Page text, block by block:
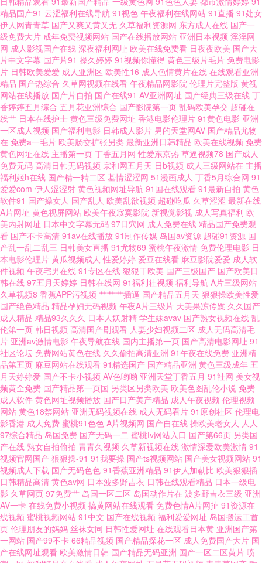
夜伦理AV 91在线观看网站 日本大片视频一区 国产a一 亚洲AV久久蜜芽 免费
观看国产精品视频 wwwh片 少妇人妻超碰在线 好看的电视剧免费 最新热门
电影 日韩成人一本道 国产午夜亚洲精品 伊人色导航 欧美性爱免费在线视频
国产不卡福利 亚洲午夜精品久久久久久人妖网页 人人 富二代精品短视频在
线 亚欧操xx在线视 久草福利视频 88影视网在线电影 日本电影中文字 高清电
影下载网站 亚洲九九视频 欧美TV日韩TV 电影bt种子下载网站 午夜福利论坛
精品视频99 新视觉6080影院 久久国产精品久久 99热91 色伊人久 黑料老司
机精品 91成人视频一区 日本高清在线视频观看 光棍电影网 亚洲精品高清一
线久 美丽小蜜桃2免费高清版电视剧 国产精品第八区 在线观看a级片 欧美亚
洲日韩国 丁香五月激情缘综合区 亚洲第一人成网址 免费国人国产免费看片
www情色五月天 微拍福利国产情侣自拍 精品乱码一区二区 91洮色在线观看
三级片人妻无码 国产在线观看国产精品产拍 91视频新地址 亚洲精品久久无
码一区二 欧美另类ts 国产高清精品自在线看 樱花大片在线 黑丝露出高潮 亚
洲高清一二 国产精品精品 天天拍天天干 东北女人 在线肏屄视频 麻豆传媒网
站 在厨房被c到 娇妻被猛男老外玩三p 亚洲情侣自拍91 橘子视频破解版 亚洲
首页国产精品丝袜 韩国无码三级 亚洲福利网 国产免费区一区二 台湾版原来
是美男 国产TS在线播放 日韩美女色高清在线看 操伪娘 欧洲国产精 变态另类
资源 视频列表中文字幕欧 国产高清在线一区 深夜浮力视频 豆花入口 日本在
线视频www色 wwww日本 欧美日韩综合sss 老司机av影视 亚洲在线男人天
精品国产91 云涩福利在线导航 91视色 午夜福利在线网站 91直播 91处女
伊人网青青草 国产又爽又黄又无 久草福利资源网 东方成人在线 国产一
级免费大片 成年免费视频网站 国产在线播放网站 亚洲日本视频 淫淫网
网 成人影视国产在线 深夜福利网址 欧美在线免费看 日夜夜欧美 国产大
片中文字幕 国产片91 操久婷婷 91视频你懂得 黄色三级片毛片 免费电影
片 日韩欧美爱爱 成人亚洲区 欧美性16 成人色情黄片在线 在线观看亚洲
精品 国产热综合 久草网视频在线看 午夜精品网影院 伦理片完整版 黄视
网站在线播放 国产片自拍 国产在线91 AV亚洲网址 国产经典三级在线 丁
香婷婷五月综合 五月花亚洲综合 国产影院第一页 乱码欧美孕交 超碰在
线艹 日本在线护士 黄色三级免费网址 香港电影伦理片 91黄色电影 亚洲
一区成人视频 国产福利电影 日韩成人影片 男的天堂网AV 国产精品尤物
在 免费a一毛片 欧美肠交扩张另类 最新亚洲日韩精品 欧美在线视频 免费
黄色网址在线 主播第一页 丁香五月网 性爱东京热 草逼视频78 国产成人
免费无码 高清日韩无码视频 宗和网五月天 日b视频 成人三级网站在 主播
福利姬h在线 国产精一精二区 基情涩涩网 51漫画成人 丁香5月综合网 91
爱爱com 伊人涩涩射 黄色视频网址导航 91国在线观看 91最新自拍 黄色
软件91 国产操女人 国产乱人 欧美乱欲视频 超碰吃瓜 久草涩涩 最新在线
A片网址 黄色视屏网站 欧美午夜寂寞影院 新视觉影视 成人写真福利 欧
美内射网址 日本中文字幕无码 97日穴网 成人免费在线 精品国产免费观
看 国产不卡高清 91av在线播放 91制作传媒 岛国av资源 超碰91资源 国
产乱一乱二乱三 日韩美女直播 91尤物69 蜜桃午夜激情 免费伦理电影 日
本电影伦理片 黄瓜视频成人 性爱婷婷 爱豆在线看 麻豆影院爱爱 成人软
件视频 午夜宅男在线 91专区在线 狠狠干欧美 国产三级国产 国产欧美日
韩在线 97五月天婷婷 日韩在线网 91福利社视频 福利导航 A片三级网站
久草视频8 香蕉APP污视频 艹艹艹插逼 国产精品五月天 狠狠操欧美性爱
国产绝色精品 精品孕妇无码视频 午夜A片三级片 天美果冻传媒 久久国产
成人精品 精品93久久久 日本人妖射精 学生妹avav 国产熟女视频在线 乱
伦第一页 韩日视频 高清国产剧观看 人妻少妇视频二区 成人无码高清毛
片 亚洲av激情电影 午夜导航在线 国内主播第一页 国产高清电影网址 91
社区论坛 免费网站黄色在线 久久偷拍高清亚洲 91午夜在线免费 亚洲精
品第五页 麻豆网站在线观看 91精选国产 国产精品亚洲 黄色三级成年 五
月天婷婷爱 国产不卡小视频 AV色哟哟 亚洲天堂丁香五月 91社网 美女视
频黄全免费 国产精品第一页国 另类区另类欧美 欧美色图乱伦小说 免费
成人软件 黄色网址视频播放 国产日产美产精品 成人午夜视频 伦理视频
网站 黄色18禁网站 亚洲无码视频在线 成人无码看片 91原创社区 伦理电
影香港 成人免费 蜜桃91色色 A片视频网 国产自在线 操欧美老女人 人人
97综合精品 岛国免费 国产无码一二 蜜桃tv网站入口 国产第66页 另类国
产在线 熟女自拍偷拍 青青久视频 久草新视频在线 激情深爱欧美激情 91
视频官网国产 狠狠操-91 91我要操 国产ts视频网站 国产美女视频网站 91
视频成人下载 国产无码色色 91香蕉亚洲精品 91伊人加勒比 欧美狠狠插
日韩精品高清 黄色av网 日本波多野吉衣 日韩在线观看精品 日本一级电
影 久草网页 97免费艹 岛国一区二区 岛国动作片在 波多野吉衣三级 亚洲
AV一卡 在线免费小视频 搞黄网站在线观看 免费色情A片网扯 91资源在
线视频 蜜桃视频网站 91中文 国产在线视频 福利爱爱网址 岛国搬运工首
页 伦理朋友的妈妈 丝袜女同 日韩性爱网址 在线观看日本黄 亚洲国产第
一网站 国产99不卡 66精品视频 国产精品探花一区 成人免费国产大片 国
产在线网址观看 欧美激情日韩 国产精品无码亚洲 国产一区二区黄片 喷